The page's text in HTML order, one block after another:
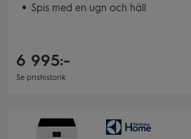
Spis med en ugn och häll
6 995:-
Se prishistorik